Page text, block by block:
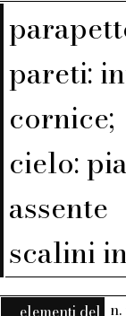
pareti:
cornice;
cielo:
assente
scalini
elementi del n.